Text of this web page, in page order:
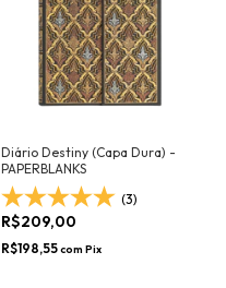
Diário Destiny (Capa Dura) -
PAPERBLANKS
(3)
R$209,00
R$198,55com Pix